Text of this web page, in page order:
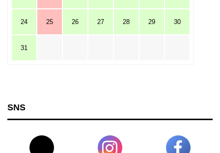
24 25 26 27 28 29 30
31
SNS